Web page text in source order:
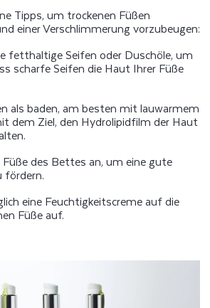
Tipps, um trockenen Füßen
einer Verschlimmerung vorzubeugen:
fetthaltige Seifen oder Duschöle, um
scharfe Seifen die Haut Ihrer Füße
als baden, am besten mit lauwarmem
dem Ziel, den Hydrolipidfilm der Haut
Füße des Bettes an, um eine gute
fördern.
eine Feuchtigkeitscreme auf die
Füße auf.